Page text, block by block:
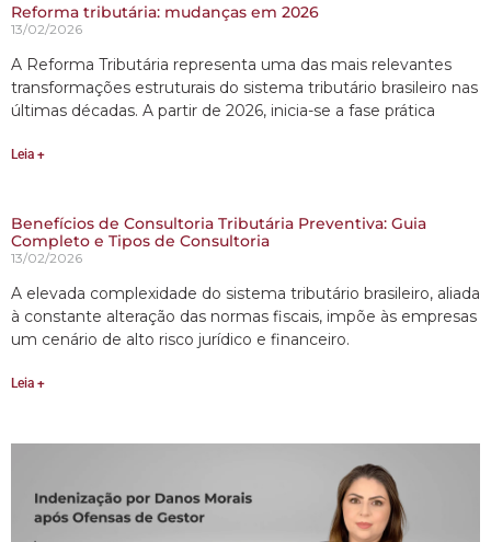
Reforma tributária: mudanças em 2026
13/02/2026
A Reforma Tributária representa uma das mais relevantes
transformações estruturais do sistema tributário brasileiro nas
últimas décadas. A partir de 2026, inicia-se a fase prática
Leia +
Benefícios de Consultoria Tributária Preventiva: Guia
Completo e Tipos de Consultoria
13/02/2026
A elevada complexidade do sistema tributário brasileiro, aliada
à constante alteração das normas fiscais, impõe às empresas
um cenário de alto risco jurídico e financeiro.
Leia +